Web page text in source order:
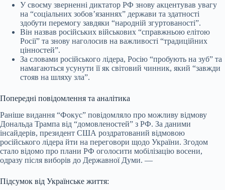
У своєму зверненні диктатор РФ знову акцентував увагу
на “соціальних зобов’язаннях” держави та здатності
здобути перемогу завдяки “народній згуртованості”.
Він назвав російських військових “справжньою елітою
Росії” та знову наголосив на важливості “традиційних
цінностей”.
За словами російського лідера, Росію “пробують на зуб” та
намагаються усунути її як світовий чинник, який “завжди
стояв на шляху зла”.
Попередні повідомлення та аналітика
Раніше видання “Фокус” повідомляло про можливу відмову
Дональда Трампа від “домовленостей” з РФ. За даними
інсайдерів, президент США роздратований відмовою
російського лідера йти на переговори щодо України. Згодом
стало відомо про плани РФ оголосити мобілізацію восени,
одразу після виборів до Державної Думи. —
Підсумок від Українське життя: